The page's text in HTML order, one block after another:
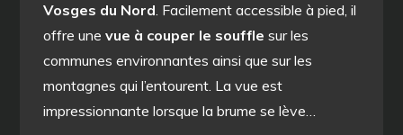
Vosges du Nord. Facilement accessible à pied, il
offre une vue à couper le soufflesur les
communes environnantes ainsi que sur les
montagnes qui l’entourent. La vue est
impressionnante lorsque la brume se lève…